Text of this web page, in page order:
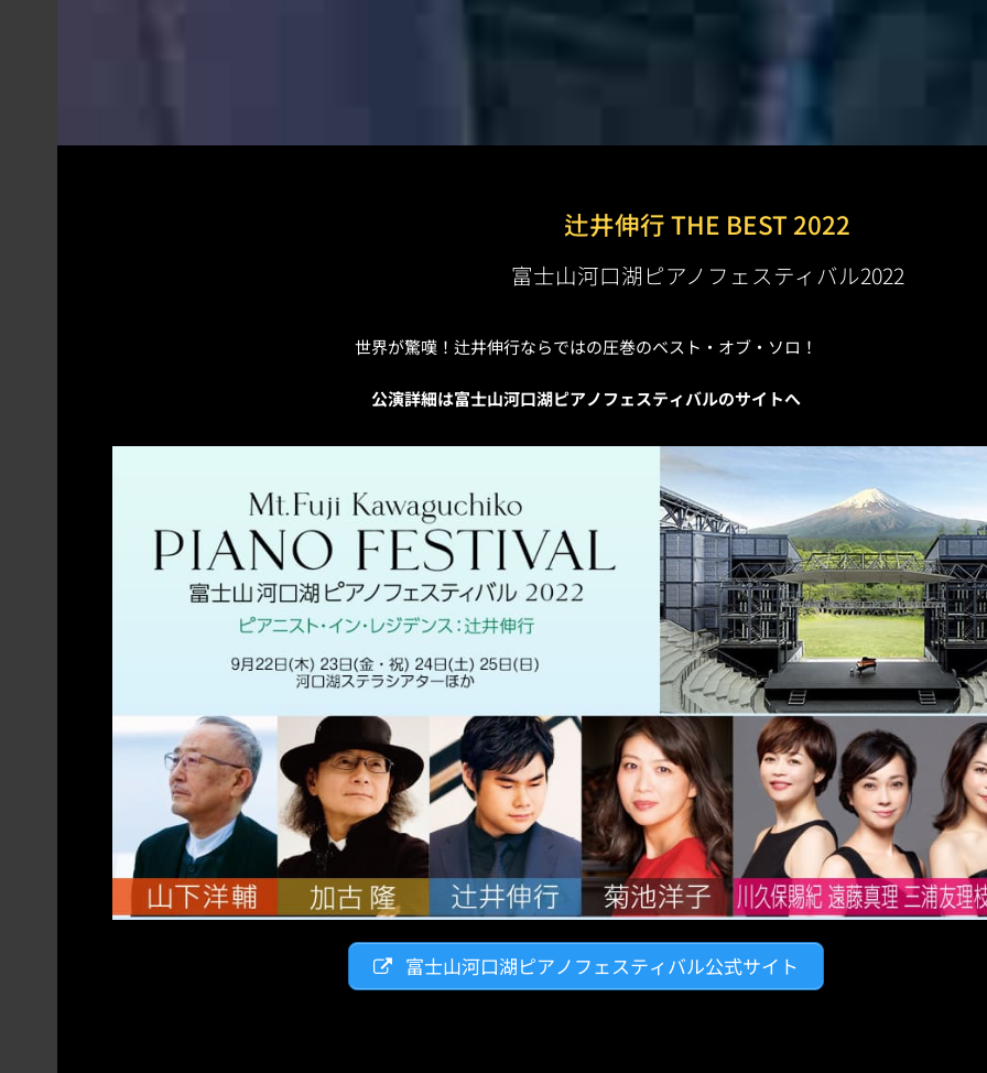
辻井伸行 THE BEST 2022
富士山河口湖ピアノフェスティバル2022
世界が驚嘆！辻井伸行ならではの圧巻のベスト・オブ・ソロ！
公演詳細は富士山河口湖ピアノフェスティバルのサイトへ
富士山河口湖ピアノフェスティバル公式サイト